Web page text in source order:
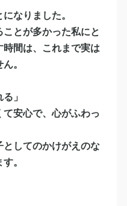
なりました。
とが多かった私にと
間は、これまで実は
。
」
安心で、心がふわっ
としてのかけがえのな
。